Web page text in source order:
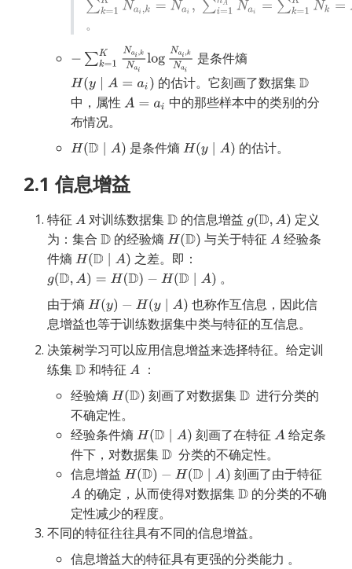
。
是条件熵
的估计。它刻画了数据集
中，属性
中的那些样本中的类别的分
布情况。
是条件熵
的估计。
2.1 信息增益
特征 对训练数据集 的信息增益
定义
为：集合
的经验熵 与关于特征
经验条
件熵
之差。即：
。
由于熵
也称作互信息，因此信
息增益也等于训练数据集中类与特征的互信息。
决策树学习可以应用信息增益来选择特征。给定训
练集
和特征
：
经验熵
刻画了对数据集
  进行分类的
不确定性。
经验条件熵
刻画了在特征
给定条
件下，对数据集
  分类的不确定性。
信息增益
刻画了由于特征
的确定，从而使得对数据集
的分类的不确
定性减少的程度。
不同的特征往往具有不同的信息增益。
信息增益大的特征具有更强的分类能力 。